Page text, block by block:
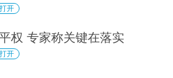
开
权 专家称关键在落实
开